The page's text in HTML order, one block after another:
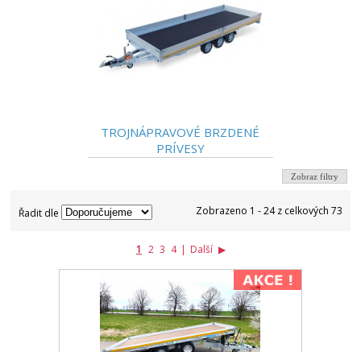
TROJNÁPRAVOVÉ BRZDENÉ
PRÍVESY
Zobraz filtry
Řadit dle Zobrazeno 1 - 24 z celkových 73
1 2 3 4 | Další ▶